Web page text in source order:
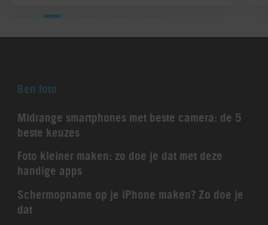
Ben foto
Midrange smartphones met beste camera: de 5
beste keuzes
Foto kleiner maken: zo doe je dat met deze
handige apps
Schermopname op je iPhone maken? Zo doe je
dat